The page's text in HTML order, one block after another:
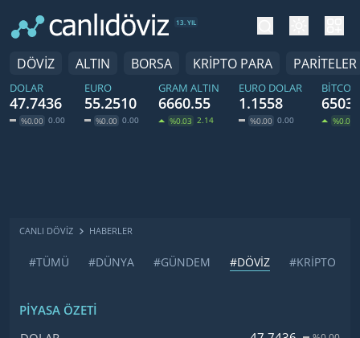
13. YIL
DÖVİZ ALTIN BORSA KRİPTO PARA PARİTELER
DOLAR
47.7436
%0.00 0.00
EURO
55.2510
%0.00 0.00
GRAM ALTIN
6660.55
%0.03 2.14
EURO DOLAR
1.1558
%0.00 0.00 %0.06
CANLI DÖVİZ HABERLER
#TÜMÜ #DÜNYA #GÜNDEM #DÖVİZ #KRİPTO
PIYASA ÖZETI